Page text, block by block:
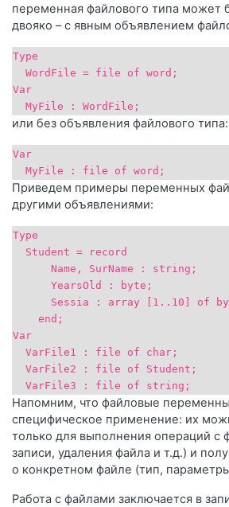
переменная файлового типа может
двояко – с явным объявлением
Type
WordFile = file of word;
Var
MyFile : WordFile;
или без объявления файлового типа:
Var
MyFile : file of word;
Приведем примеры переменных
другими объявлениями:
Type
Student = record
Name, SurName : string;
YearsOld : byte;
Sessia : array [1..10] of
end;
Var
VarFile1 : file of char;
VarFile2 : file of Student;
VarFile3 : file of string;
Напомним, что файловые
специфическое применение: их
только для выполнения операций с
записи, удаления файла и т.д.) и
о конкретном файле (тип,
Работа с файлами заключается в